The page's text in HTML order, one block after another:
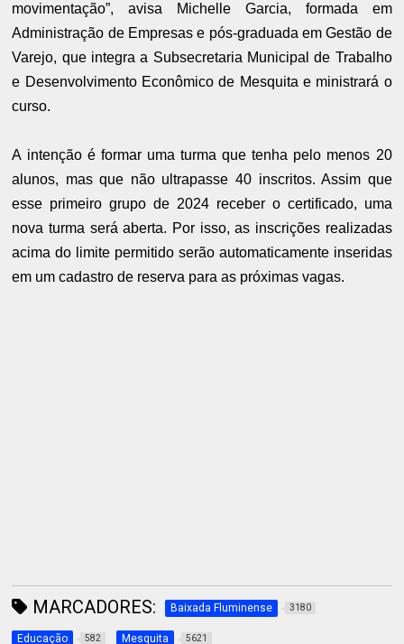
movimentação”, avisa Michelle Garcia, formada em
Administração de Empresas e pós-graduada em Gestão de
Varejo, que integra a Subsecretaria Municipal de Trabalho
e Desenvolvimento Econômico de Mesquita e ministrará o
curso.
A intenção é formar uma turma que tenha pelo menos 20
alunos, mas que não ultrapasse 40 inscritos. Assim que
esse primeiro grupo de 2024 receber o certificado, uma
nova turma será aberta. Por isso, as inscrições realizadas
acima do limite permitido serão automaticamente inseridas
em um cadastro de reserva para as próximas vagas.
MARCADORES: Baixada Fluminense 3180
Educação 582 Mesquita 5621